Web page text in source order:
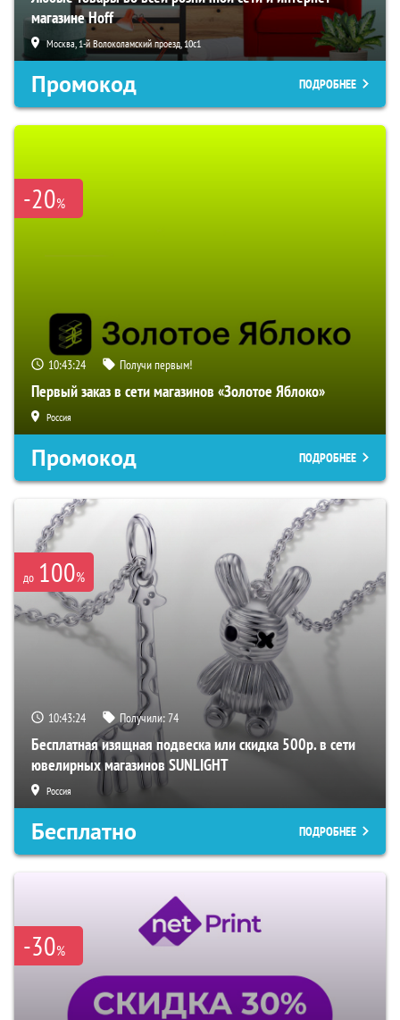
магазине Hoff
Москва, 1-й Волоколамский проезд, 10с1
Промокод ПОДРОБНЕЕ
-20%
10:43:23 Получи первым!
Первый заказ в сети магазинов «Золотое Яблоко»
Россия
Промокод ПОДРОБНЕЕ
до 100%
10:43:23 Получили:74
Бесплатная изящная подвеска или скидка 500р. в сети
ювелирных магазинов SUNLIGHT
Россия
Бесплатно ПОДРОБНЕЕ
-30%